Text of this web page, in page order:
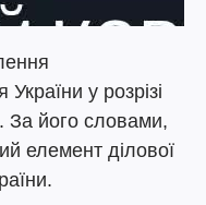
у розрізі
За його словами,
елемент ділової